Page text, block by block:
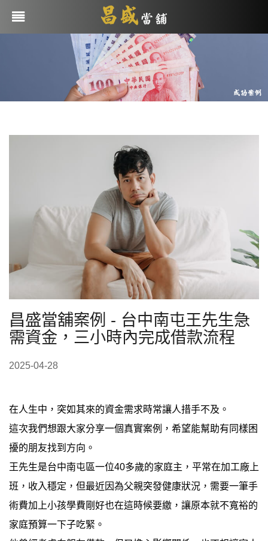
昌盛當舖案例 - 台中南屯王先生急
需資金，三小時內完成借款流程
2025-04-28
在人生中，突如其來的資金需求時常讓人措手不及。
這次我們想跟大家分享一個真實案例，希望能幫助有同樣困
擾的朋友找到方向。
王先生是台中南屯區一位40多歲的家庭主，平常在加工廠上
班，收入穩定，但最近因為父親突發健康狀況，需要一筆手
術費加上小孩學費剛好也在這時候要繳，讓原本就不寬裕的
家庭預算一下子吃緊。